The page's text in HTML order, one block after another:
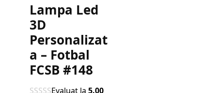
Lampa Led
3D
Personalizat
a – Fotbal
FCSB #148
Evaluat la 5.00